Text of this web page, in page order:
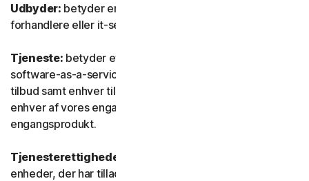
Udbyder: betyder enhver af vores autoriserede
forhandlere eller it-serviceudbydere.
Tjeneste: betyder ethvert af vores tjeneste- eller
software-as-a-service (SaaS) abonnementsbaserede
tilbud samt enhver tilknyttet funktion eller tjeneste samt
enhver af vores engangstjenester eller ethvert
engangsprodukt.
Tjenesterettigheder:
enheder, der har tilladelse til at bruge softwaren, som